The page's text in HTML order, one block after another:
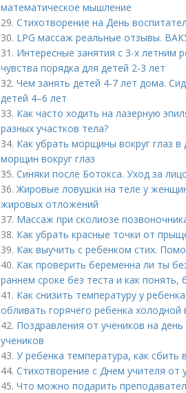
математическое мышление
29. Стихотворение на День
30. LPG массаж реальные отзывы.
31. Интересные занятия с 3-х летним
чувства порядка для детей 2-3 лет
32. Чем занять детей 4-7 лет дома.
детей 4–6 лет
33. Как часто ходить на лазерную
разных участков тела?
34. Как убрать морщины вокруг глаз
морщин вокруг глаз
35. Синяки после Ботокса. Уход за
36.Жировые ловушки на теле у
жировых отложений
37. Массаж при сколиозе
38. Как убрать красные точки от
39. Как выучить с ребенком стих.
40. Как проверить беременна ли ты
раннем сроке без теста и как понять,
41. Как снизить температуру у
обливать горячего ребенка холодной
42. Поздравления от учеников на
учеников
43. У ребенка температура, как
44. Стихотворение с Днем учителя от
45. Что можно подарить